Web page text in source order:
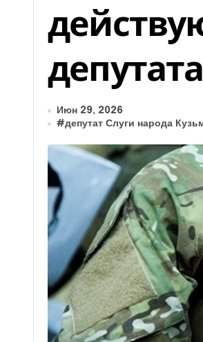
Июн 29, 2026
#депутат Слуги народа